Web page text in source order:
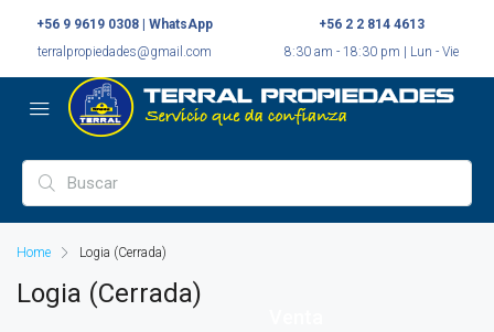
+56 9 9619 0308 | WhatsApp
terralpropiedades@gmail.com
+56 2 2 814 4613
8:30 am - 18:30 pm | Lun - Vie
Home Logia (Cerrada)
Logia (Cerrada)